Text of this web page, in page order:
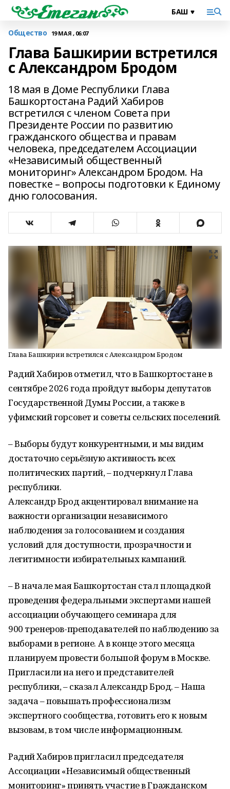
Общество 19 МАЯ , 06:07
Глава Башкирии встретился
с Александром Бродом
18 мая в Доме Республики Глава
Башкортостана Радий Хабиров
встретился с членом Совета при
Президенте России по развитию
гражданского общества и правам
человека, председателем Ассоциации
«Независимый общественный
мониторинг» Александром Бродом. На
повестке – вопросы подготовки к Единому
дню голосования.
Глава Башкирии встретился с Александром Бродом
Радий Хабиров отметил, что в Башкортостане в
сентябре 2026 года пройдут выборы депутатов
Государственной Думы России, а также в
уфимский горсовет и советы сельских поселений.
– Выборы будут конкурентными, и мы видим
достаточно серьёзную активность всех
политических партий, – подчеркнул Глава
республики.
Александр Брод акцентировал внимание на
важности организации независимого
наблюдения за голосованием и создания
условий для доступности, прозрачности и
легитимности избирательных кампаний.
– В начале мая Башкортостан стал площадкой
проведения федеральными экспертами нашей
ассоциации обучающего семинара для
900 тренеров-преподавателей по наблюдению за
выборами в регионе. А в конце этого месяца
планируем провести большой форум в Москве.
Пригласили на него и представителей
республики, – сказал Александр Брод. – Наша
задача – повышать профессионализм
экспертного сообщества, готовить его к новым
вызовам, в том числе информационным.
Радий Хабиров пригласил председателя
Ассоциации «Независимый общественный
мониторинг» принять участие в Гражданском